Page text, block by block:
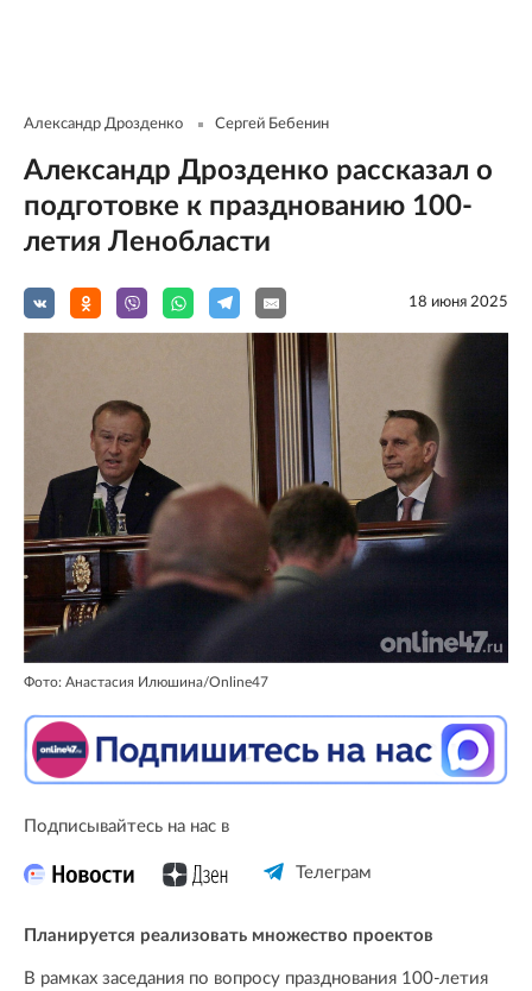
Александр Дрозденко Сергей Бебенин
Александр Дрозденко рассказал о
подготовке к празднованию 100-
летия Ленобласти
18 июня 2025
Фото: Анастасия Илюшина/Online47
Подписывайтесь на нас в
Телеграм
Планируется реализовать множество проектов
В рамках заседания по вопросу празднования 100-летия